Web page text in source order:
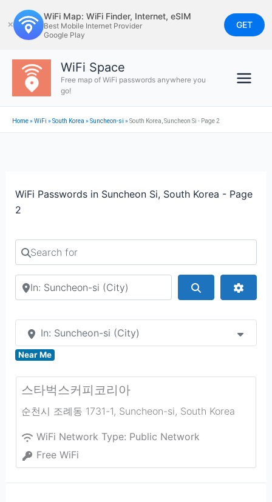
to
content
✕
WiFi Map: WiFi Finder, Internet, eSIM
Best Mobile Internet Provider
Google Play
GET
WiFi Space
Free map of WiFi passwords anywhere you
go!
Home»WiFi »South Korea »Suncheon-si »South Korea, Suncheon Si - Page 2
WiFi Passwords in Suncheon Si, South Korea - Page
2
Search for
Search by city or country
In: Suncheon-si (City)
Near Me
스타벅스커피코리아
순천시 조례동 1731-1, Suncheon-si, South Korea
WiFi Network Type: Public Network
Free WiFi